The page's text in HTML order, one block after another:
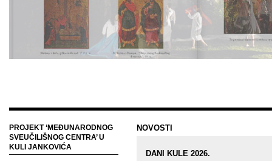
PROJEKT ‘MEĐUNARODNOG
SVEUČILIŠNOG CENTRA’ U
KULI JANKOVIĆA
NOVOSTI
DANI KULE 2026.